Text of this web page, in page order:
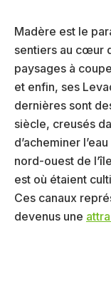
Madère est le
sentiers au cœur
paysages à
et enfin, ses
dernières sont
siècle, creusés
d’acheminer
nord-ouest de
est où étaient
Ces canaux
devenus une